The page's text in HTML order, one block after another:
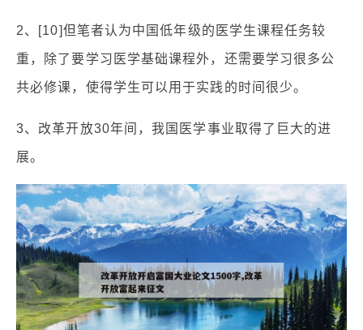
2、[10]但笔者认为中国低年级的医学生课程任务较
重，除了要学习医学基础课程外，还需要学习很多公
共必修课，使得学生可以用于实践的时间很少。
3、改革开放30年间，我国医学事业取得了巨大的进
展。